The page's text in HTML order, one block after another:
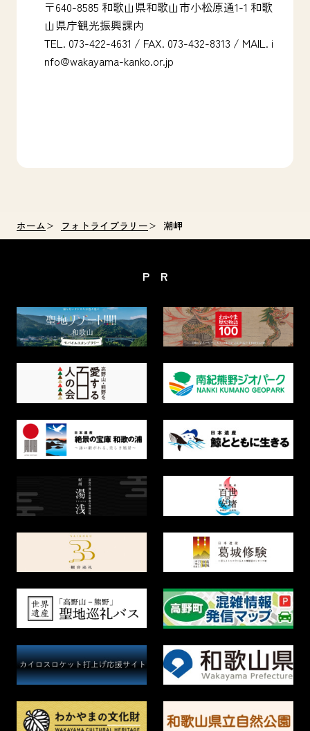
ホーム フォトライブラリー 潮岬
〒640-8585 和歌山県和歌山市小松原通1-1 和歌
山県庁観光振興課内
TEL. 073-422-4631 / FAX. 073-432-8313 / MAIL. i
nfo@wakayama-kanko.or.jp
PR